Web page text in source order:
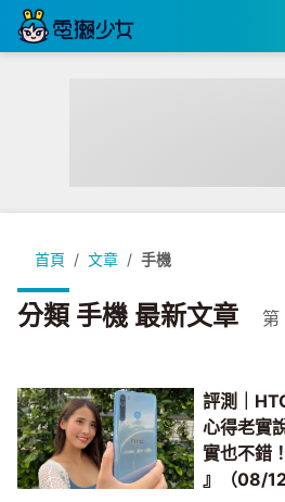
首頁 文章 手機
分類 手機 最新文章 第
評測｜
心得老實
實也不錯
』（08/12